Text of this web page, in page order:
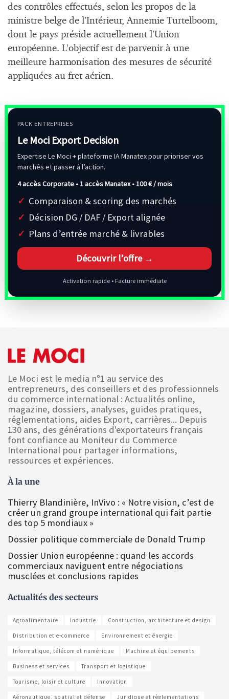
des contrôles effectués, selon les propos de la
ministre belge de l’Intérieur, Annemie Turtelboom,
dont le pays préside actuellement l’Union
européenne. L’objectif est de parvenir à une
meilleure harmonisation des mesures de sécurité
appliquées au fret aérien.
PACK ENTREPRISES
Le Moci Export Decision
Expertise Le Moci + plateforme IA Manatex pour prioriser vos
marchés et passer à l’action.
4 accès Corporate • 1 accès Manatex •100 € / mois
Comparaison & scoring des marchés
Décision DG / DAF / Export alignée
Plans d’entrée marché & livrables
Découvrir l’offre →
Activation rapide • Facture immédiate
Le Moci est le media n°1 au service des
entrepreneurs, des conseillers et des professionnels
du commerce international : Actualités online,
magazine, dossiers, analyses, guides pratiques,
réglementations, aides Export, carrières... Depuis
130 ans, des générations d'exportateurs français
font confiance au Moniteur du Commerce
International pour partager informations,
ressources et expériences.
À la une
Thierry Blandinière, InVivo : « Notre vision, c’est de
créer un grand groupe international qui fait partie
des top 5 mondiaux »
Dossier politique commerciale de Donald Trump
Dossier Union européenne : quand les accords
commerciaux naviguent entre négociations
musclées et conclusions rapides
Actualités des secteurs
Agroalimentaire Industrie Construction, architecture et design
Distribution et e-commerce Environnement et énergie
Informatique, télécom et numérique Machine et équipements
Business et services Transport et logistique
Tourisme, loisir et culture Innovation
Aéronautique, spatial et défense Juridique et règlementations